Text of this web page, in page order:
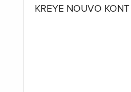
KREYE NOUVO